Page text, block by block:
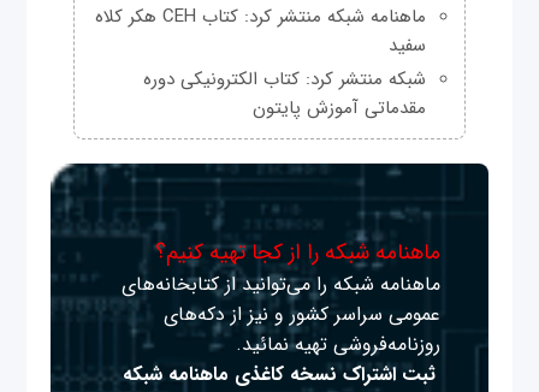
ماهنامه شبکه منتشر کرد: کتاب CEH هکر کلاه
سفید
شبکه منتشر کرد: کتاب الکترونیکی دوره
مقدماتی آموزش پایتون
ماهنامه شبکه را از کجا تهیه کنیم؟
ماهنامه شبکه را می‌توانید از کتابخانه‌های
عمومی سراسر کشور و نیز از دکه‌های
روزنامه‌فروشی تهیه نمائید.
ثبت اشتراک نسخه کاغذی ماهنامه شبکه